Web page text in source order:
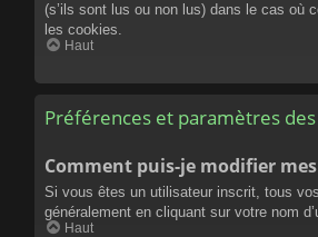
(s’ils sont lus ou non lus) dans le cas où
les cookies.
Haut
Préférences et paramètres
Comment puis-je modifier
Si vous êtes un utilisateur inscrit, tous
généralement en cliquant sur votre nom
Haut